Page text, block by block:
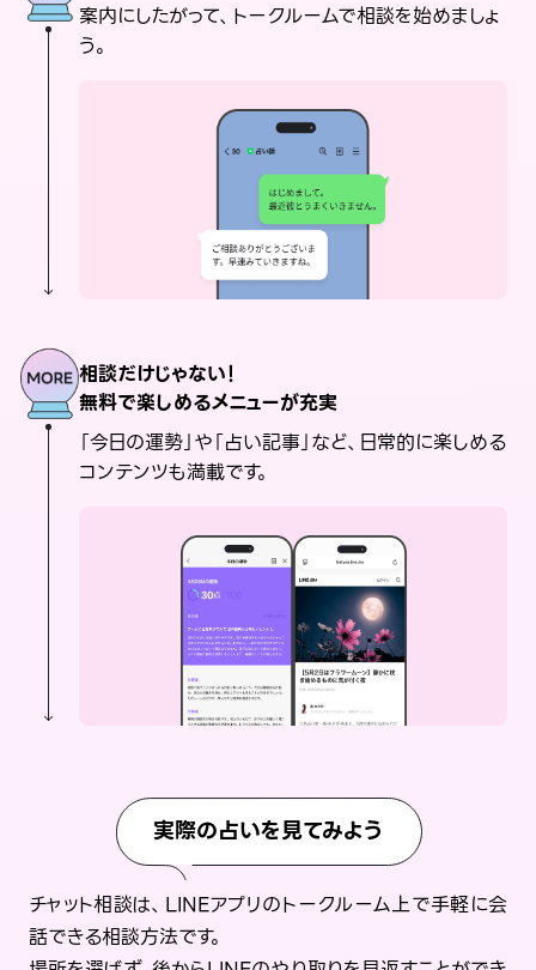
案内にしたがって、トークルームで相談を始めましょ
う。
相談だけじゃない！
無料で楽しめるメニューが充実
「今日の運勢」や「占い記事」など、日常的に楽しめる
コンテンツも満載です。
実際の占いを見てみよう
チャット相談は、LINEアプリのトークルーム上で手軽に会
話できる相談方法です。